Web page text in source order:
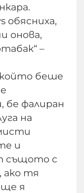
обясниха,
онова,
–
беше
бе фалиран
на
и
същото с
ако тя
я